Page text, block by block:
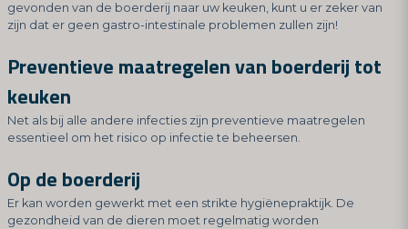
gevonden van de boerderij naar uw keuken, kunt u er zeker van
zijn dat er geen gastro-intestinale problemen zullen zijn!
Preventieve maatregelen van boerderij tot
keuken
Net als bij alle andere infecties zijn preventieve maatregelen
essentieel om het risico op infectie te beheersen.
Op de boerderij
Er kan worden gewerkt met een strikte hygiënepraktijk. De
gezondheid van de dieren moet regelmatig worden